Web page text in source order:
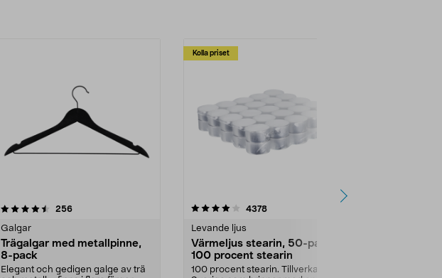
256recensioner
Galgar
Trägalgar med metallpinne,
8-pack
Elegant och gedigen galge av trä
Kolla priset
4.0av 5 stjärnor 4378recensioner
Levande ljus
Värmeljus stearin, 50-pack,
100 procent stearin
100 procent stearin. Tillverkade i
4.5av 5 stjärnor